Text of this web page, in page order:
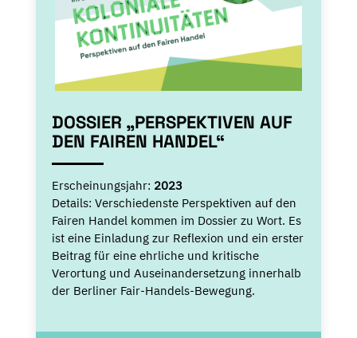
DOSSIER „PERSPEKTIVEN AUF
DEN FAIREN HANDEL“
Erscheinungsjahr: 2023
Details: Verschiedenste Perspektiven auf den
Fairen Handel kommen im Dossier zu Wort. Es
ist eine Einladung zur Reflexion und ein erster
Beitrag für eine ehrliche und kritische
Verortung und Auseinandersetzung innerhalb
der Berliner Fair-Handels-Bewegung.